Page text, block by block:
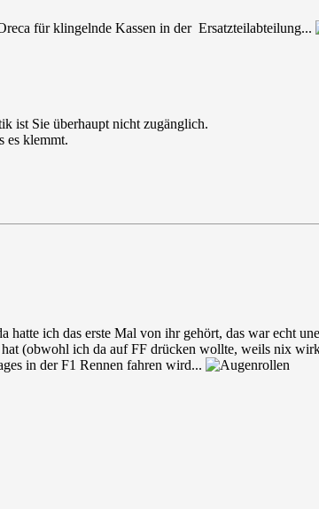
für klingelnde Kassen in der Ersatzteilabteilung...
ist Sie überhaupt nicht zugänglich.
es klemmt.
ich das erste Mal von ihr gehört, das war echt
(obwohl ich da auf FF drücken wollte, weils nix
in der F1 Rennen fahren wird...